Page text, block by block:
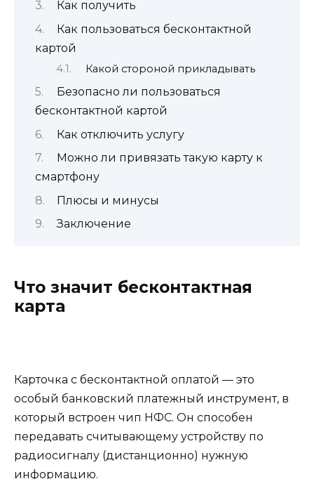
Как получить
Как пользоваться бесконтактной
картой
Какой стороной прикладывать
Безопасно ли пользоваться
бесконтактной картой
Как отключить услугу
Можно ли привязать такую карту к
смартфону
Плюсы и минусы
Заключение
Что значит бесконтактная
карта
Карточка с бесконтактной оплатой — это
особый банковский платежный инструмент, в
который встроен чип НФС. Он способен
передавать считывающему устройству по
радиосигналу (дистанционно) нужную
информацию.